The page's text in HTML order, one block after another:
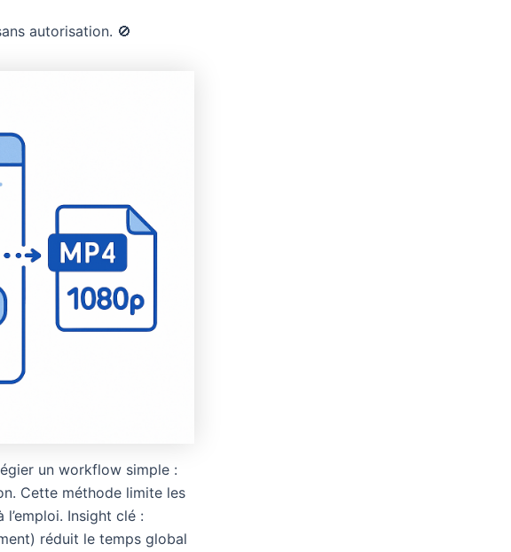
autorisation. 🚫
un workflow simple :
Cette méthode limite les
Insight clé :
réduit le temps global